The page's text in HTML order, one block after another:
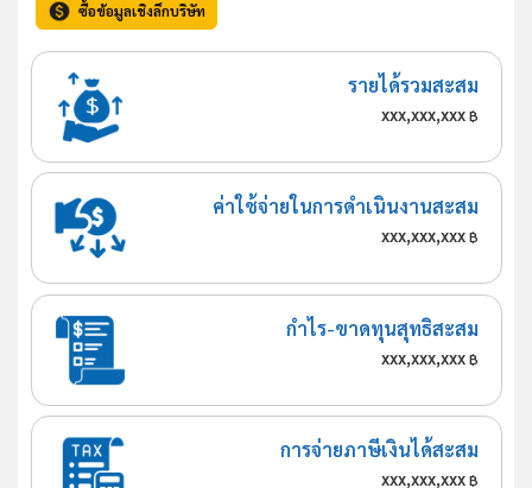
ซื้อข้อมูลเชิงลึกบริษัท
รายได้รวมสะสม
xxx,xxx,xxx฿
ค่าใช้จ่ายในการดำเนินงานสะสม
xxx,xxx,xxx฿
กำไร-ขาดทุนสุทธิสะสม
xxx,xxx,xxx฿
การจ่ายภาษีเงินได้สะสม
xxx,xxx,xxx฿